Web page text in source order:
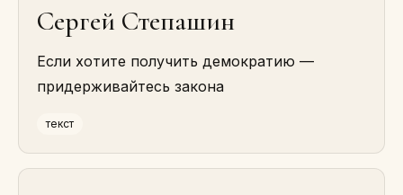
Сергей Степашин
Если хотите получить демократию —
придерживайтесь закона
текст